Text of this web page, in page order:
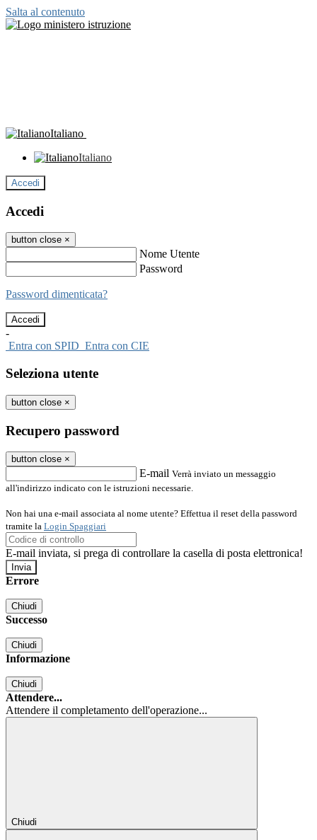
Salta al contenuto
Italiano
Italiano
Accedi
Accedi
button close ×
Nome Utente
Password
Password dimenticata?
-
Entra con SPID Entra con CIE
Seleziona utente
button close ×
Recupero password
button close ×
E-mail Verrà inviato un messaggio
all'indirizzo indicato con le istruzioni necessarie.
Non hai una e-mail associata al nome utente? Effettua il reset della password
tramite la Login Spaggiari
E-mail inviata, si prega di controllare la casella di posta elettronica!
Errore
Chiudi
Successo
Chiudi
Informazione
Chiudi
Attendere...
Attendere il completamento dell'operazione...
Chiudi